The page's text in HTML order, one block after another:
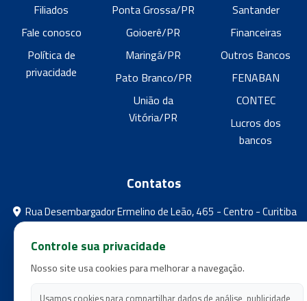
Filiados
Fale conosco
Política de
privacidade
Ponta Grossa/PR
Goioerê/PR
Maringá/PR
Pato Branco/PR
União da
Vitória/PR
Santander
Financeiras
Outros Bancos
FENABAN
CONTEC
Lucros dos
bancos
Contatos
Rua Desembargador Ermelino de Leão, 465 - Centro - Curitiba
- Paraná
feebpr@gmail.com
(41) 3224-5573
(41) 3224-5525
Controle sua privacidade
Nosso site usa cookies para melhorar a navegação.
Usamos cookies para compartilhar dados de análise, publicidade,